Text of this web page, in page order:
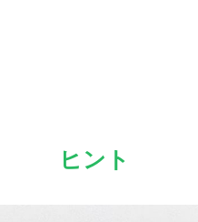
ヒント